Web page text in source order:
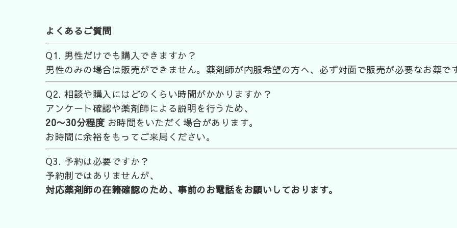
よくあるご質問
Q1. 男性だけでも購入できますか？
男性のみの場合は販売ができません。薬剤師が内服希望の方へ、必ず対面で販売が必要なお薬で
Q2. 相談や購入にはどのくらい時間がかかりますか？
アンケート確認や薬剤師による説明を行うため、
20〜30分程度 お時間をいただく場合があります。
お時間に余裕をもってご来局ください。
Q3. 予約は必要ですか？
予約制ではありませんが、
対応薬剤師の在籍確認のため、事前のお電話をお願いしております。